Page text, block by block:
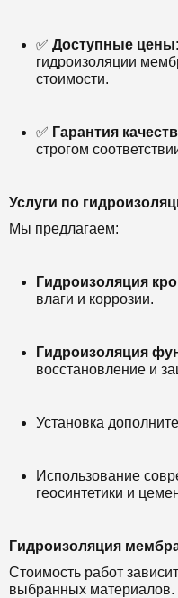
✅ Доступные цены
гидроизоляции
стоимости.
✅ Гарантия
строгом
Услуги по
Мы предлагаем:
Гидроизоляция
влаги и коррозии.
Гидроизоляция
восстановление и
Установка
Использование
геосинтетики и
Гидроизоляция
Стоимость работ
выбранных материалов.